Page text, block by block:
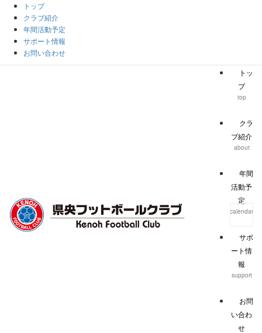
トップ
クラブ紹介
年間活動予定
サポート情報
お問い合わせ
トッ
プ
top
クラ
ブ紹介
about
年間
活動予
定
calendar
サポ
ート情
報
support
お問
い合わ
せ